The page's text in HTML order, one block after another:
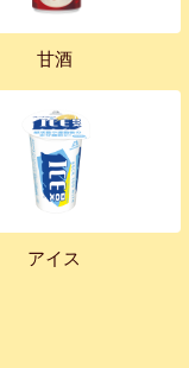
甘酒
アイス